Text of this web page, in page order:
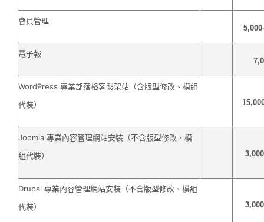
會員管理
電子報
WordPress 專業部落格客製架站（含版型修改、模組
代裝）
Joomla 專業內容管理網站安裝（不含版型修改、模
組代裝）
Drupal 專業內容管理網站安裝（不含版型修改、模組
代裝）